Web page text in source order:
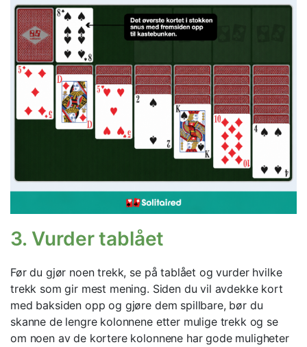
3. Vurder tablået
Før du gjør noen trekk, se på tablået og vurder hvilke
trekk som gir mest mening. Siden du vil avdekke kort
med baksiden opp og gjøre dem spillbare, bør du
skanne de lengre kolonnene etter mulige trekk og se
om noen av de kortere kolonnene har gode muligheter